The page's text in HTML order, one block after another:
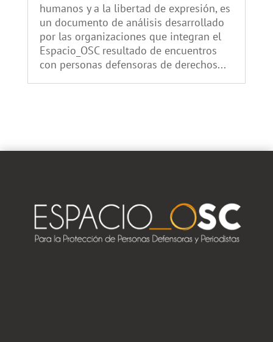
humanos y a la libertad de expresión, es
un documento de análisis desarrollado
por las organizaciones que integran el
Espacio_OSC resultado de encuentros
con personas defensoras de derechos...